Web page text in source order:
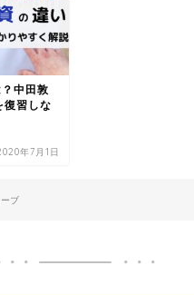
中田敦
復習しな
年7月1日
ブ